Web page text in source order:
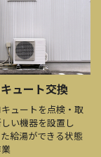
ュート交換
ュートを点検・取
い機器を設置し
給湯ができる状態